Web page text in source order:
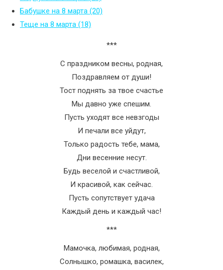
Бабушке на 8 марта (20)
Теще на 8 марта (18)
***
С праздником весны, родная,
Поздравляем от души!
Тост поднять за твое счастье
Мы давно уже спешим.
Пусть уходят все невзгоды
И печали все уйдут,
Только радость тебе, мама,
Дни весенние несут.
Будь веселой и счастливой,
И красивой, как сейчас.
Пусть сопутствует удача
Каждый день и каждый час!
***
Мамочка, любимая, родная,
Солнышко, ромашка, василек,